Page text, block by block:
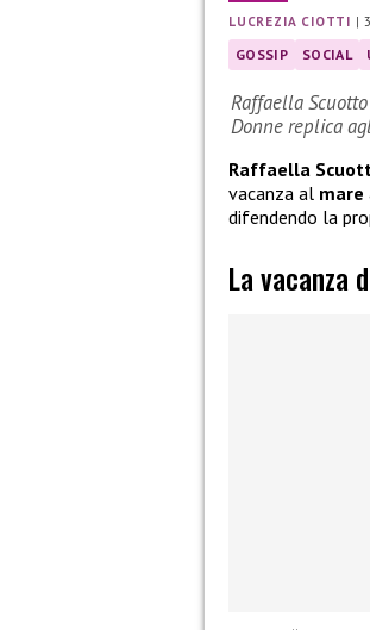
LUCREZIA CIOTTI |
GOSSIP SOCIAL
Raffaella
Donne replica
Raffaella
vacanza al mare
difendendo la
La vacanza